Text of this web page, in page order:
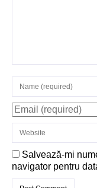
Salvează-mi
navigator pentru